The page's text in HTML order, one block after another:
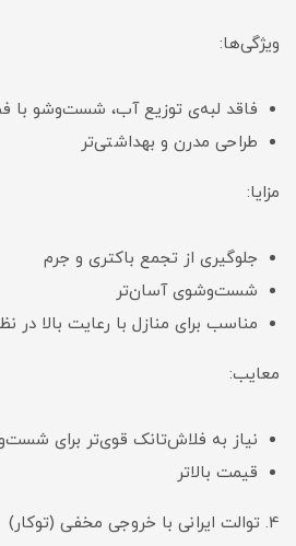
ویژگی‌ها:
فاقد لبه‌ی توزیع آب، شست‌وشو با
طراحی مدرن و بهداشتی‌تر
مزایا:
جلوگیری از تجمع باکتری و جرم
شست‌وشوی آسان‌تر
مناسب برای منازل با رعایت بالا در
معایب:
نیاز به فلاش‌تانک قوی‌تر برای
قیمت بالاتر
4. توالت ایرانی با خروجی مخفی (توکار)